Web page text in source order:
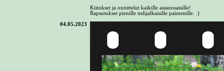
Kiitokset ja onnittelut kaikille asianosaisille!
Rapsutukset pienille nelijalkaisille paimenille. :)
04.05.2023